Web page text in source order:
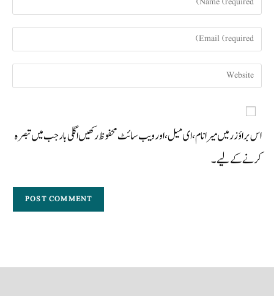
اس براؤزر میں میرا نام، ای میل، اور ویب سائٹ محفوظ رکھیں اگلی بار جب میں تبصرہ
کرنے کےلیے۔